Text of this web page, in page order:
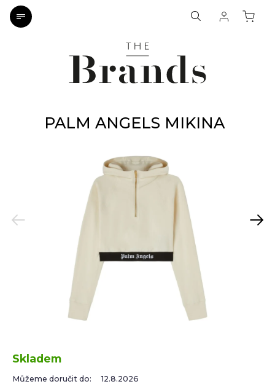
PALM ANGELS MIKINA
Previous Next
Skladem
Můžeme doručit do: 12.8.2026